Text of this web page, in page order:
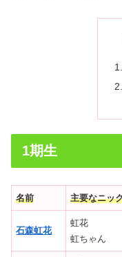
1期生
名前 主要なニッ
石森虹花
虹花
虹ちゃん